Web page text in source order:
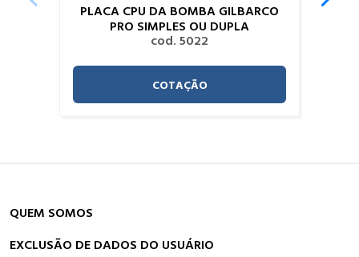
PLACA CPU DA BOMBA GILBARCO
PRO SIMPLES OU DUPLA
cod. 5022
COTAÇÃO
QUEM SOMOS
EXCLUSÃO DE DADOS DO USUÁRIO